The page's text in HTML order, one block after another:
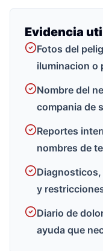
Evidencia
Fotos del
iluminacion o
Nombre del
compania de
Reportes
nombres de
y
Diario de
ayuda que